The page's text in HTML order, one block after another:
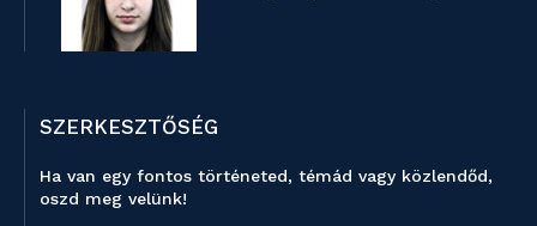
SZERKESZTŐSÉG
Ha van egy fontos történeted, témád vagy közlendőd,
oszd meg velünk!